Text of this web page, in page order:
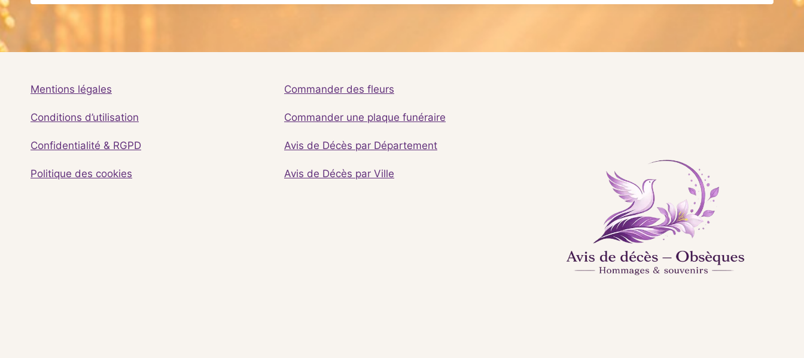
Mentions légales
Conditions d’utilisation
Confidentialité & RGPD
Politique des cookies
Commander des fleurs
Commander une plaque funéraire
Avis de Décès par Département
Avis de Décès par Ville